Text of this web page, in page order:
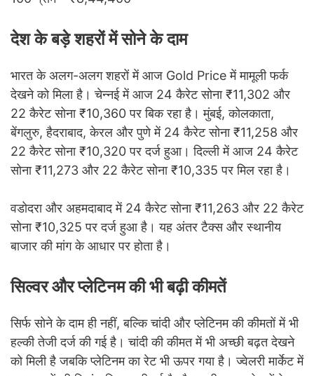
देश के बड़े शहरों में सोने के दाम
भारत के अलग-अलग शहरों में आज Gold Price में मामूली फर्क
देखने को मिला है। चेन्नई में आज 24 कैरेट सोना ₹11,302 और
22 कैरेट सोना ₹10,360 पर बिक रहा है। मुंबई, कोलकाता,
बेंगलुरु, हैदराबाद, केरल और पुणे में 24 कैरेट सोना ₹11,258 और
22 कैरेट सोना ₹10,320 पर दर्ज हुआ। दिल्ली में आज 24 कैरेट
सोना ₹11,273 और 22 कैरेट सोना ₹10,335 पर मिल रहा है।
वडोदरा और अहमदाबाद में 24 कैरेट सोना ₹11,263 और 22 कैरेट
सोना ₹10,325 पर दर्ज हुआ है। यह अंतर टैक्स और स्थानीय
बाजार की मांग के आधार पर होता है।
सिल्वर और प्लेटिनम की भी बढ़ी कीमतें
सिर्फ सोने के दाम ही नहीं, बल्कि चांदी और प्लेटिनम की कीमतों में भी
हल्की तेजी दर्ज की गई है। चांदी की कीमत में भी अच्छी बढ़त देखने
को मिली है जबकि प्लेटिनम का रेट भी ऊपर गया है। ज्वेलरी मार्केट में